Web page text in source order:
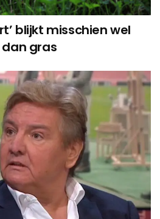
blijkt misschien wel
gras